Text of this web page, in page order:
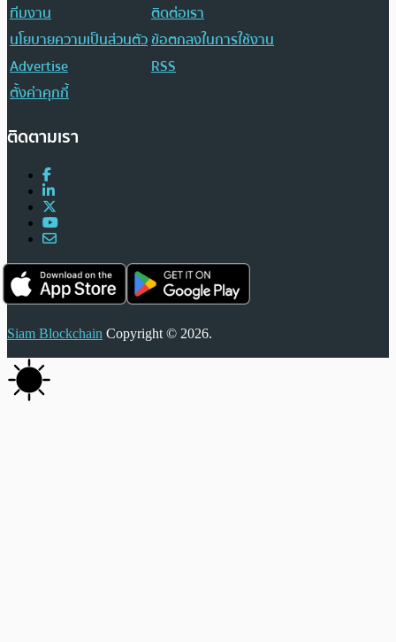
ทีมงาน
ติดต่อเรา
นโยบายความเป็นส่วนตัวข้อตกลงในการใช้งาน
Advertise
RSS
ตั้งค่าคุกกี้
ติดตามเรา
Siam Blockchain Copyright © 2026.